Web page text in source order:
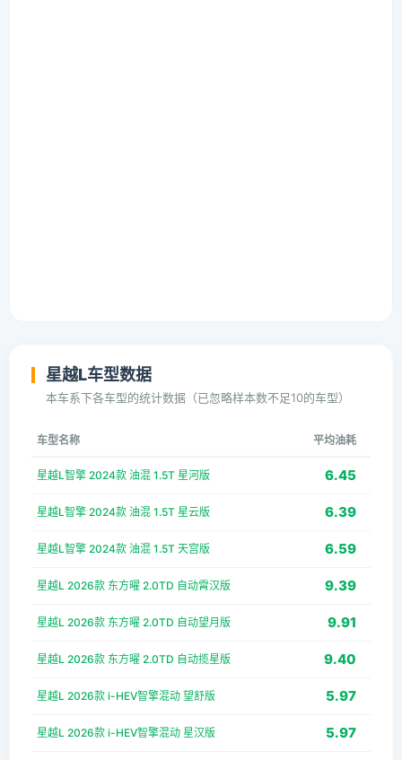
星越L车型数据
本车系下各车型的统计数据（已忽略样本数不足10的车型）
车型名称 平均油耗
星越L智擎 2024款 油混 1.5T 星河版 6.45
星越L智擎 2024款 油混 1.5T 星云版 6.39
星越L智擎 2024款 油混 1.5T 天宫版 6.59
星越L 2026款 东方曜 2.0TD 自动霄汉版 9.39
星越L 2026款 东方曜 2.0TD 自动望月版 9.91
星越L 2026款 东方曜 2.0TD 自动揽星版 9.40
星越L 2026款 i-HEV智擎混动 望舒版 5.97
星越L 2026款 i-HEV智擎混动 星汉版 5.97